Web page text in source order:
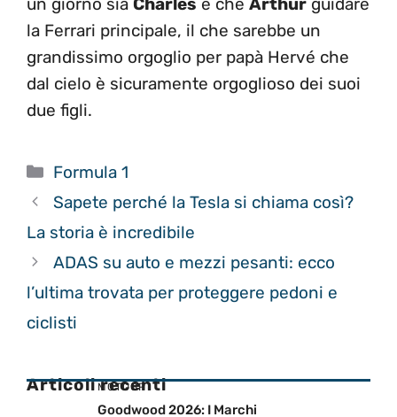
la Ferrari principale, il che sarebbe un
grandissimo orgoglio per papà Hervé che
dal cielo è sicuramente orgoglioso dei suoi
due figli.
Categorie
Formula 1
Sapete perché la Tesla si chiama così?
La storia è incredibile
ADAS su auto e mezzi pesanti: ecco
l’ultima trovata per proteggere pedoni e
ciclisti
Articoli recenti
MOTOGP
Goodwood 2026: I Marchi